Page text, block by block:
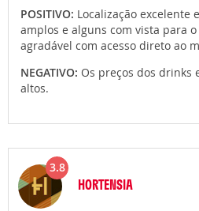
POSITIVO: Localização excelente
amplos e alguns com vista para
agradável com acesso direto ao
NEGATIVO: Os preços dos drinks
altos.
3.8
HORTENSIA